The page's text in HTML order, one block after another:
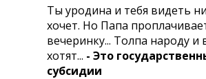
Ты уродина и тебя видеть
хочет. Hо Папа
вечеринку... Толпа народу и
хотят... - Это
субсидии